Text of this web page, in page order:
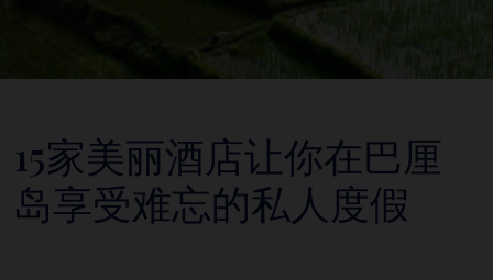
15家美丽酒店让你在巴厘
岛享受难忘的私人度假